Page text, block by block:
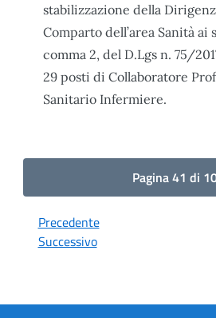
stabilizzazione della
Comparto dell’area Sanità ai
comma 2, del D.Lgs n. 75/
29 posti di Collaboratore
Sanitario Infermiere.
Pagina 41 di
Precedente
Successivo